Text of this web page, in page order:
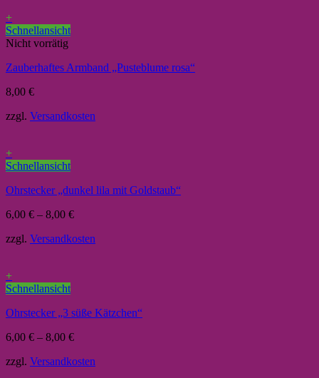
+
Schnellansicht
Nicht vorrätig
Zauberhaftes Armband „Pusteblume rosa“
8,00 €
zzgl. Versandkosten
+
Schnellansicht
Ohrstecker „dunkel lila mit Goldstaub“
6,00 € – 8,00 €
zzgl. Versandkosten
+
Schnellansicht
Ohrstecker „3 süße Kätzchen“
6,00 € – 8,00 €
zzgl. Versandkosten